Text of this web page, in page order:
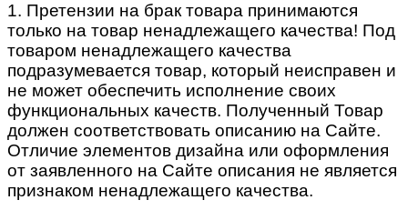
1. Претензии на брак товара принимаются
только на товар ненадлежащего качества! Под
товаром ненадлежащего качества
подразумевается товар, который неисправен и
не может обеспечить исполнение своих
функциональных качеств. Полученный Товар
должен соответствовать описанию на Сайте.
Отличие элементов дизайна или оформления
от заявленного на Сайте описания не является
признаком ненадлежащего качества.